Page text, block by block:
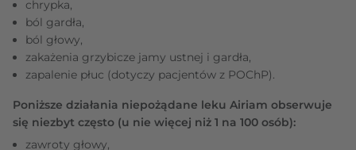
chrypka,
ból gardła,
ból głowy,
zakażenia grzybicze jamy ustnej i gardła,
zapalenie płuc (dotyczy pacjentów z POChP).
Poniższe działania niepożądane leku Airiam obserwuje
się niezbyt często (u nie więcej niż 1 na 100 osób):
zawroty głowy,